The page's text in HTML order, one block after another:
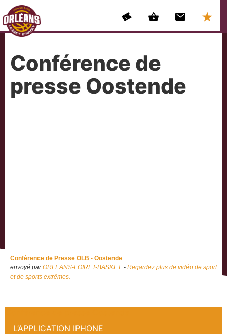
Conférence de
presse Oostende
Conférence de Presse OLB - Oostende
envoyé parORLEANS-LOIRET-BASKET. - Regardez plus de vidéo de sport
et de sports extrêmes.
L’APPLICATION IPHONE